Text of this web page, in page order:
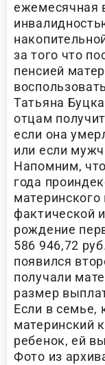
ежемесячная
за того что
пенсией
Татьяна
отцам
если она
или если
Напомним,
года
материнского
фактической
рождение
586 946,72
появился
получали
размер
Если в семье,
материнский
ребенок, ей
Фото из